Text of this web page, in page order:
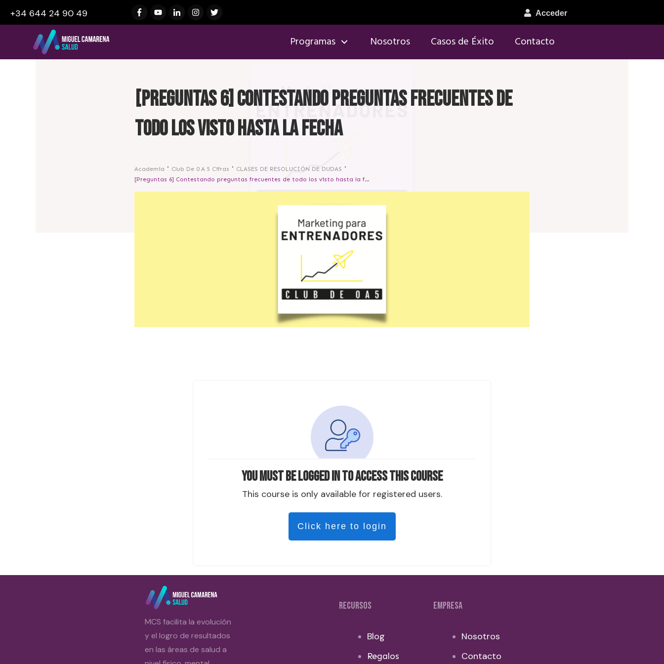
+34 644 24 90 49 Acceder
Programas Nosotros Casos de Éxito Contacto
[Preguntas 6] Contestando preguntas frecuentes de
todo los visto hasta la fecha
Academia Club De 0 A 5 Cifras
CLASES DE RESOLUCIÓN DE DUDAS
[Preguntas 6] Contestando preguntas frecuentes de todo los visto hasta la fecha
You must be logged in to access this course
This course is only available for registered users.
Click here to login
MCS facilita la evolución
y el logro de resultados
en las áreas de salud a
RECURSOS
Blog
Regalos
EMPRESA
Nosotros
Contacto